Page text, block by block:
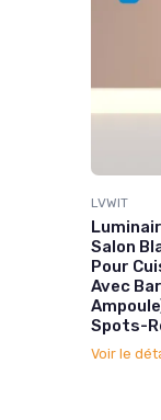
LVWIT
Salon
Pour
Avec
Spots-
Voir le